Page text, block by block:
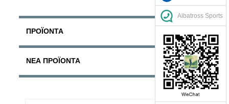
ΠΡΟΪΌΝΤΑ
ΝΈΑ ΠΡΟΪΌΝΤΑ
Albatross Sports